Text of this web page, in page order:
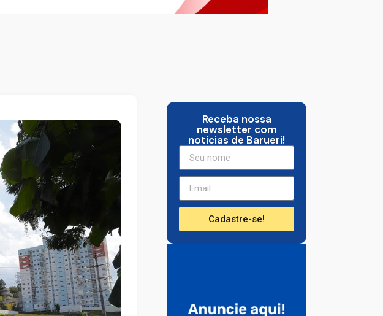
Receba nossa
newsletter com
noticias de Barueri!
Cadastre-se!